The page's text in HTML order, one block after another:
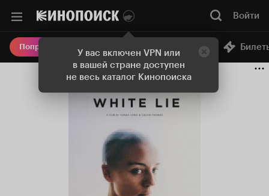
У вас включен VPN или
в вашей стране доступен
не весь каталог Кинопоиска
Войти
Попробовать Плюс Онлайн-кинотеатр